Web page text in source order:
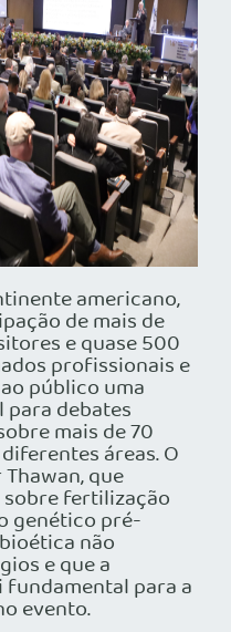
americano,
de mais de
e quase 500
profissionais e
público uma
debates
mais de 70
áreas. O
que
fertilização
genético pré-
não
e que a
para a
evento.